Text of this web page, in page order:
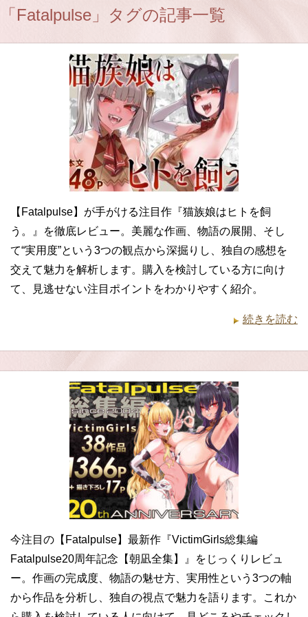
「Fatalpulse」タグの記事一覧
【Fatalpulse】が手がける注目作『猫族娘はヒトを飼
う。』を徹底レビュー。美麗な作画、物語の展開、そし
て“実用度”という3つの観点から深掘りし、独自の感想を
交えて魅力を解析します。購入を検討している方に向け
て、見逃せない注目ポイントをわかりやすく紹介。
続きを読む
今注目の【Fatalpulse】最新作『VictimGirls総集編
Fatalpulse20周年記念【朝凪全集】』をじっくりレビュ
ー。作画の完成度、物語の魅せ方、実用性という3つの軸
から作品を分析し、独自の視点で魅力を語ります。これか